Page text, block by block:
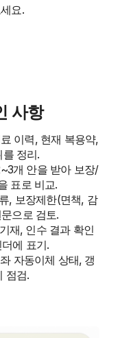
요.
사항
이력, 현재 복용약,
를 정리.
개 안을 받아 보장/
표로 비교.
, 보장제한(면책, 감
으로 검토.
재, 인수 결과 확인
에 표기.
자동이체 상태, 갱
점검.